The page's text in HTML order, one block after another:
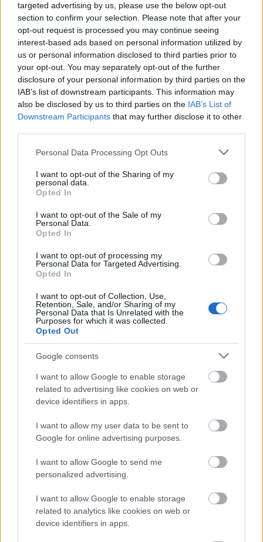
targeted advertising by us, please use the below opt-out
section to confirm your selection. Please note that after your
opt-out request is processed you may continue seeing
interest-based ads based on personal information utilized by
us or personal information disclosed to third parties prior to
your opt-out. You may separately opt-out of the further
disclosure of your personal information by third parties on the
IAB’s list of downstream participants. This information may
also be disclosed by us to third parties on the IAB’s List of
Downstream Participants that may further disclose it to other
Please note that this website/app uses one or more Google
not limited to your visit or usage behaviour. You may click to
grant or deny consent to Google and its third-party tags to
use your data for below specified purposes in below Google
consent section.
Personal Data Processing Opt Outs
I want to opt-out of the Sharing of my
personal data.
Opted In
I want to opt-out of the Sale of my
Personal Data.
Opted In
I want to opt-out of processing my
Personal Data for Targeted Advertising.
Opted In
I want to opt-out of Collection, Use,
Retention, Sale, and/or Sharing of my
Personal Data that Is Unrelated with the
Purposes for which it was collected.
Opted Out
Google consents
I want to allow Google to enable storage
related to advertising like cookies on web or
device identifiers in apps.
I want to allow my user data to be sent to
Google for online advertising purposes.
I want to allow Google to send me
personalized advertising.
I want to allow Google to enable storage
related to analytics like cookies on web or
device identifiers in apps.
A camera obscurától az AI
által generált képekig – 185
éves a fotográfia
Arago, fizikus és csillagász, valamint francia
Daguerre bemutatta neki találmányát, ő
pedig 1839. január 7-én bejelentette azt a
Francia
Aktuális kiállításaink